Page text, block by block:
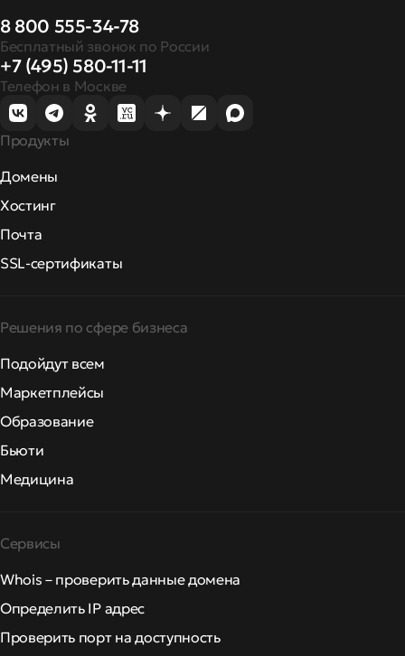
8 800 555-34-78
Бесплатный звонок по России
+7 (495) 580-11-11
Телефон в Москве
Продукты
Домены
Хостинг
Почта
SSL-сертификаты
Решения по сфере бизнеса
Подойдут всем
Маркетплейсы
Образование
Бьюти
Медицина
Сервисы
Whois – проверить данные домена
Определить IP адрес
Проверить порт на доступность